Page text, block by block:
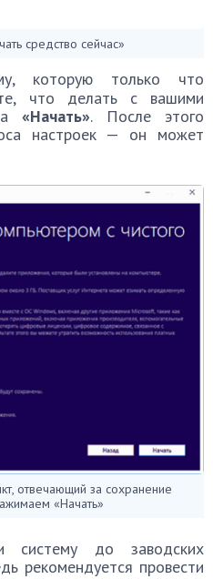
средство сейчас»
которую только что
что делать с вашими
«Начать». После этого
настроек — он может
отвечающий за сохранение
«Начать»
систему до заводских
рекомендуется провести